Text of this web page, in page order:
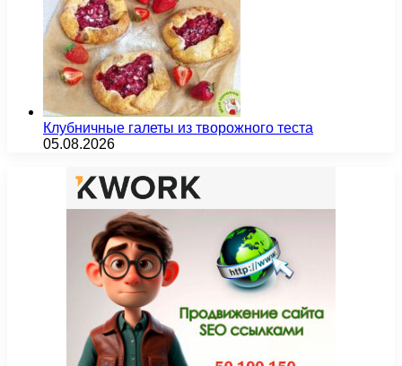
Клубничные галеты из творожного теста
05.08.2026